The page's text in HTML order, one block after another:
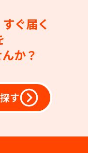
ぐ届く
か？
す